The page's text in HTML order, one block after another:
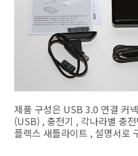
제품 구성은 USB 3.0 연결 커
(USB) , 충전기 , 각나라별 충
플렉스 새틀라이트 , 설명서로